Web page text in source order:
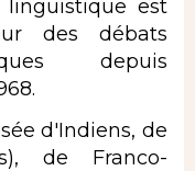
est
des débats
depuis
d'Indiens, de
de Franco-